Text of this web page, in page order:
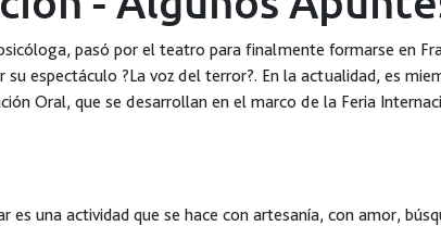
pasó por el teatro para finalmente formarse en
su espectáculo ?La voz del terror?. En la actualidad, es
Oral, que se desarrollan en el marco de la Feria
es una actividad que se hace con artesanía, con amor,